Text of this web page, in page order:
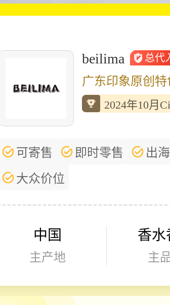
beilima 总代
广东印象原创
2024年10月
可寄售 即时零售 出
大众价位
中国
主产地
香水
主